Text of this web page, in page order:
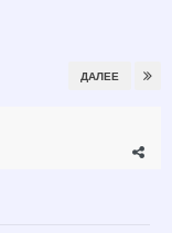
ДАЛЕЕ